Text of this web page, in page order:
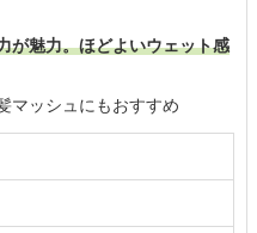
が魅力。ほどよいウェット感
マッシュにもおすすめ